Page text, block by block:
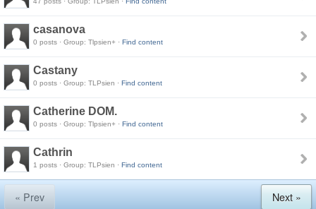
casanova
0 posts · Group: Tlpsien+ · Find content
Castany
0 posts · Group: TLPsien · Find content
Catherine DOM.
0 posts · Group: Tlpsien+ · Find content
Cathrin
1 posts · Group: TLPsien · Find content
« Prev Next »